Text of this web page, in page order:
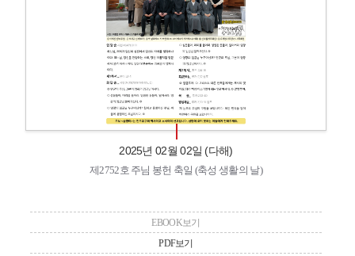
2025년 02월 02일 (다해)
제2752호 주님 봉헌 축일 (축성 생활의 날)
EBOOK보기
PDF보기